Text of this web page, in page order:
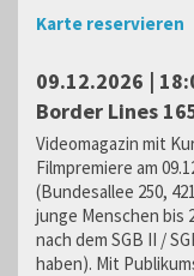
Karte reservieren
09.12.2026 |
Border Lines
Videomagazin mit
Filmpremiere am
(Bundesallee 250,
junge Menschen bis
nach dem SGB II /
haben). Mit